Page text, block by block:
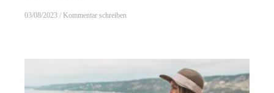
03/08/2023 Kommentar schreiben